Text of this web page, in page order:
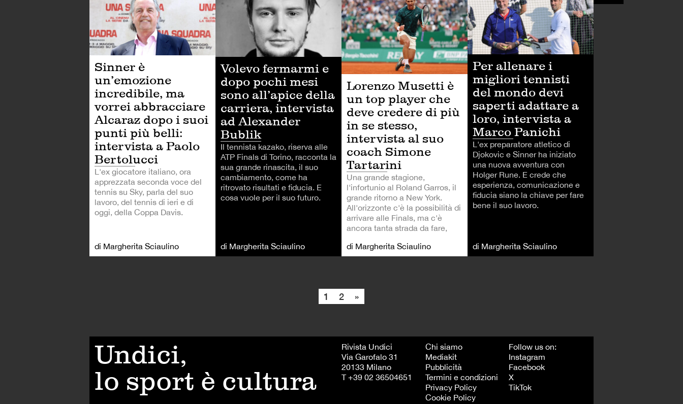
Sinner è
un’emozione
incredibile, ma
vorrei abbracciare
Alcaraz dopo i suoi
punti più belli:
intervista a Paolo
Bertolucci
L'ex giocatore italiano, ora
apprezzata seconda voce del
tennis su Sky, parla del suo
lavoro, del tennis di ieri e di
oggi, della Coppa Davis.
di Margherita Sciaulino
Volevo fermarmi e
dopo pochi mesi
sono all’apice della
carriera, intervista
ad Alexander
Bublik
Il tennista kazako, riserva alle
ATP Finals di Torino, racconta la
sua grande rinascita, il suo
cambiamento, come ha
ritrovato risultati e fiducia. E
cosa vuole per il suo futuro.
di Margherita Sciaulino
Lorenzo Musetti è
un top player che
deve credere di più
in se stesso,
intervista al suo
coach Simone
Tartarini
Una grande stagione,
l'infortunio al Roland Garros, il
grande ritorno a New York.
All'orizzonte c'è la possibilità di
arrivare alle Finals, ma c'è
ancora tanta strada da fare,
di Margherita Sciaulino
Per allenare i
migliori tennisti
del mondo devi
saperti adattare a
loro, intervista a
Marco Panichi
L'ex preparatore atletico di
Djokovic e Sinner ha iniziato
una nuova avventura con
Holger Rune. E crede che
esperienza, comunicazione e
fiducia siano la chiave per fare
bene il suo lavoro.
di Margherita Sciaulino
1 2 »
Undici,
lo sport è cultura
Rivista Undici
Via Garofalo 31
20133 Milano
T +39 02 36504651
Chi siamo
Mediakit
Pubblicità
Termini e condizioni
Privacy Policy
Cookie Policy
Follow us on:
Instagram
Facebook
X
TikTok